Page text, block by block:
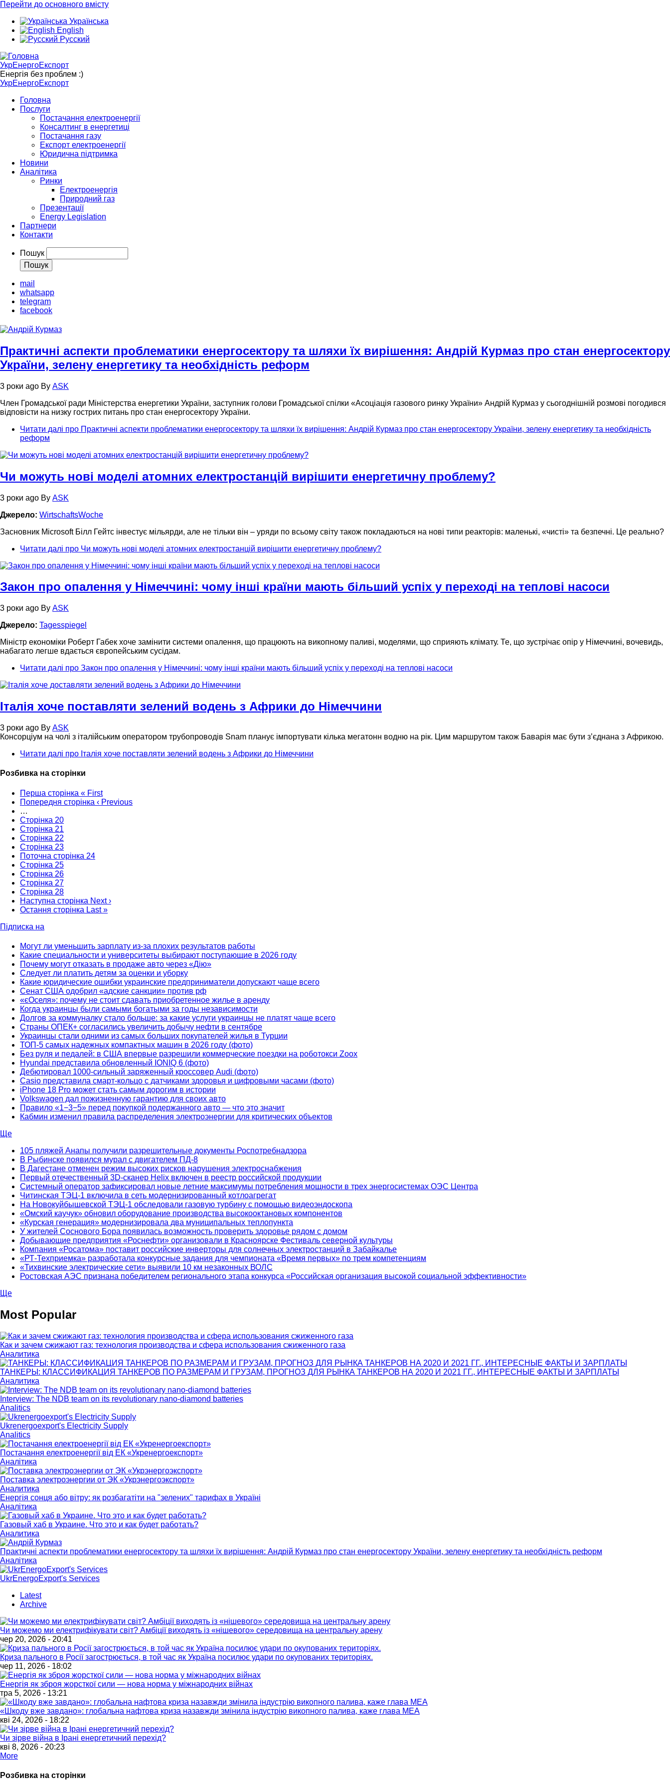
Перейти до основного вмісту
Українська
English
Русский
УкрЕнергоЕкспорт
Енергія без проблем :)
УкрЕнергоЕкспорт
Головна
Послуги
Постачання електроенергії
Консалтинг в енергетиці
Постачання газу
Експорт електроенергії
Юридична підтримка
Новини
Аналітика
Ринки
Електроенергія
Природний газ
Презентації
Energy Legislation
Партнери
Контакти
Пошук
mail
whatsapp
telegram
facebook
Практичні аспекти проблематики енергосектору та шляхи їх вирішення: Андрій Курмаз про стан енергосектору
України, зелену енергетику та необхідність реформ
3 роки ago By ASK
Член Громадської ради Міністерства енергетики України, заступник голови Громадської спілки «Асоціація газового ринку України» Андрій Курмаз у сьогоднішній розмові погодився
відповісти на низку гострих питань про стан енергосектору України.
Читати далі про Практичні аспекти проблематики енергосектору та шляхи їх вирішення: Андрій Курмаз про стан енергосектору України, зелену енергетику та необхідність
реформ
Чи можуть нові моделі атомних електростанцій вирішити енергетичну проблему?
3 роки ago By ASK
Джерело: WirtschaftsWoche
Засновник Microsoft Білл Гейтс інвестує мільярди, але не тільки він – уряди по всьому світу також покладаються на нові типи реакторів: маленькі, «чисті» та безпечні. Це реально?
Читати далі про Чи можуть нові моделі атомних електростанцій вирішити енергетичну проблему?
Закон про опалення у Німеччині: чому інші країни мають більший успіх у переході на теплові насоси
3 роки ago By ASK
Джерело: Tagesspiegel
Міністр економіки Роберт Габек хоче замінити системи опалення, що працюють на викопному паливі, моделями, що сприяють клімату. Те, що зустрічає опір у Німеччині, вочевидь,
набагато легше вдається європейським сусідам.
Читати далі про Закон про опалення у Німеччині: чому інші країни мають більший успіх у переході на теплові насоси
Італія хоче поставляти зелений водень з Африки до Німеччини
3 роки ago By ASK
Консорціум на чолі з італійським оператором трубопроводів Snam планує імпортувати кілька мегатонн водню на рік. Цим маршрутом також Баварія має бути з’єднана з Африкою.
Читати далі про Італія хоче поставляти зелений водень з Африки до Німеччини
Розбивка на сторінки
Перша сторінка « First
Попередня сторінка ‹ Previous
…
Сторінка 20
Сторінка 21
Сторінка 22
Сторінка 23
Поточна сторінка 24
Сторінка 25
Сторінка 26
Сторінка 27
Сторінка 28
Наступна сторінка Next ›
Остання сторінка Last »
Підписка на
Могут ли уменьшить зарплату из-за плохих результатов работы
Какие специальности и университеты выбирают поступающие в 2026 году
Почему могут отказать в продаже авто через «Дію»
Следует ли платить детям за оценки и уборку
Какие юридические ошибки украинские предприниматели допускают чаще всего
Сенат США одобрил «адские санкции» против рф
«єОселя»: почему не стоит сдавать приобретенное жилье в аренду
Когда украинцы были самыми богатыми за годы независимости
Долгов за коммуналку стало больше: за какие услуги украинцы не платят чаще всего
Страны ОПЕК+ согласились увеличить добычу нефти в сентябре
Украинцы стали одними из самых больших покупателей жилья в Турции
ТОП-5 самых надежных компактных машин в 2026 году (фото)
Без руля и педалей: в США впервые разрешили коммерческие поездки на роботокси Zoox
Hyundai представила обновленный IONIQ 6 (фото)
Дебютировал 1000-сильный заряженный кроссовер Audi (фото)
Casio представила смарт-кольцо с датчиками здоровья и цифровыми часами (фото)
iPhone 18 Pro может стать самым дорогим в истории
Volkswagen дал пожизненную гарантию для своих авто
Правило «1−3−5» перед покупкой подержанного авто — что это значит
Кабмин изменил правила распределения электроэнергии для критических объектов
Ще
105 пляжей Анапы получили разрешительные документы Роспотребнадзора
В Рыбинске появился мурал с двигателем ПД-8
В Дагестане отменен режим высоких рисков нарушения электроснабжения
Первый отечественный 3D-сканер Helix включен в реестр российской продукции
Системный оператор зафиксировал новые летние максимумы потребления мощности в трех энергосистемах ОЭС Центра
Читинская ТЭЦ-1 включила в сеть модернизированный котлоагрегат
На Новокуйбышевской ТЭЦ-1 обследовали газовую турбину с помощью видеоэндоскопа
«Омский каучук» обновил оборудование производства высокооктановых компонентов
«Курская генерация» модернизировала два муниципальных теплопункта
У жителей Соснового Бора появилась возможность проверить здоровье рядом с домом
Добывающие предприятия «Роснефти» организовали в Красноярске Фестиваль северной культуры
Компания «Росатома» поставит российские инверторы для солнечных электростанций в Забайкалье
«РТ-Техприемка» разработала конкурсные задания для чемпионата «Время первых» по трем компетенциям
«Тихвинские электрические сети» выявили 10 км незаконных ВОЛС
Ростовская АЭС признана победителем регионального этапа конкурса «Российская организация высокой социальной эффективности»
Ще
Most Popular
Как и зачем сжижают газ: технология производства и сфера использования сжиженного газа
Аналитика
ТАНКЕРЫ: КЛАССИФИКАЦИЯ ТАНКЕРОВ ПО РАЗМЕРАМ И ГРУЗАМ, ПРОГНОЗ ДЛЯ РЫНКА ТАНКЕРОВ НА 2020 И 2021 ГГ., ИНТЕРЕСНЫЕ ФАКТЫ И ЗАРПЛАТЫ
Аналитика
Interview: The NDB team on its revolutionary nano-diamond batteries
Analitics
Ukrenergoexport's Electricity Supply
Analitics
Постачання електроенергії від ЕК «Укренергоекспорт»
Аналітика
Поставка электроэнергии от ЭК «Укрэнергоэкспорт»
Аналитика
Енергія сонця або вітру: як розбагатіти на "зелених" тарифах в Україні
Аналітика
Газовый хаб в Украине. Что это и как будет работать?
Аналитика
Практичні аспекти проблематики енергосектору та шляхи їх вирішення: Андрій Курмаз про стан енергосектору України, зелену енергетику та необхідність реформ
Аналітика
UkrEnergoExport's Services
Latest
Archive
Чи можемо ми електрифікувати світ? Амбіції виходять із «нішевого» середовища на центральну арену
чер 20, 2026 - 20:41
Криза пального в Росії загострюється, в той час як Україна посилює удари по окупованих територіях.
чер 11, 2026 - 18:02
Енергія як зброя жорсткої сили — нова норма у міжнародних війнах
тра 5, 2026 - 13:21
«Шкоду вже завдано»: глобальна нафтова криза назавжди змінила індустрію викопного палива, каже глава МЕА
кві 24, 2026 - 18:22
Чи зірве війна в Ірані енергетичний перехід?
кві 8, 2026 - 20:23
More
Розбивка на сторінки